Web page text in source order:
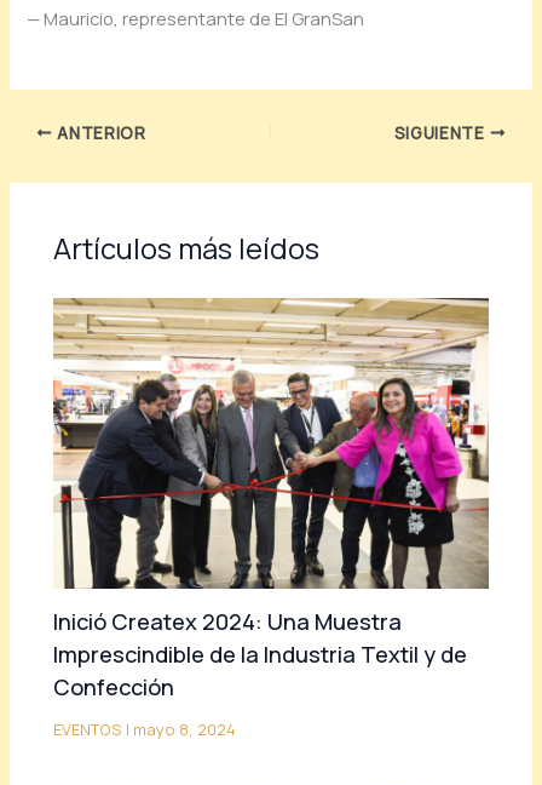
— Mauricio, representante de El GranSan
ANTERIOR SIGUIENTE
Artículos más leídos
Inició Createx 2024: Una Muestra
Imprescindible de la Industria Textil y de
Confección
EVENTOS | mayo 8, 2024